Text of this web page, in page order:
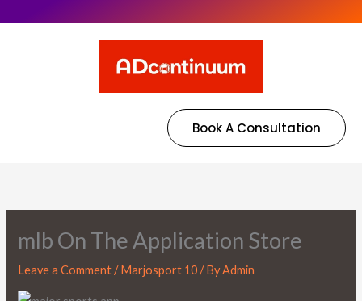
Book A Consultation
‎mlb On The Application Store
Leave a Comment /Marjosport 10/ ByAdmin